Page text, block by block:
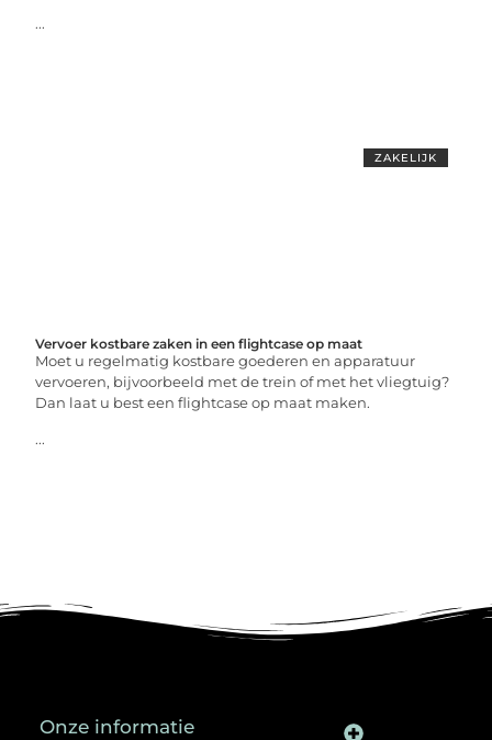
...
ZAKELIJK
Vervoer kostbare zaken in een flightcase op maat
Moet u regelmatig kostbare goederen en apparatuur
vervoeren, bijvoorbeeld met de trein of met het vliegtuig?
Dan laat u best een flightcase op maat maken.
...
Onze informatie